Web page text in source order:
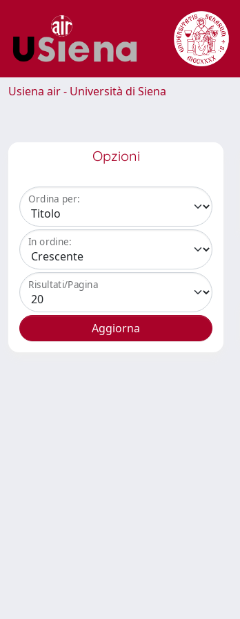
Usiena air - Università di Siena
Opzioni
Ordina per:
In ordine:
Risultati/Pagina